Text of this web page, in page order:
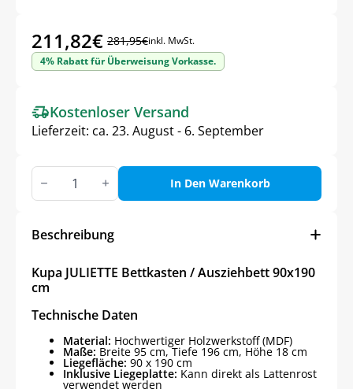
281,95€
Ursprünglicher
Preis
281,95€
211,82€
Aktueller
Preis
211,82€.
inkl. MwSt.
4% Rabatt für Überweisung Vorkasse.
Kostenloser Versand
Lieferzeit: ca. 23. August - 6. September
Kupa
JULIETTE
Bettkasten
90x190
In Den Warenkorb
Beschreibung
Kupa JULIETTE Bettkasten / Ausziehbett 90x190
cm
Technische Daten
Material: Hochwertiger Holzwerkstoff (MDF)
Maße: Breite 95 cm, Tiefe 196 cm, Höhe 18 cm
Liegefläche: 90 x 190 cm
Inklusive Liegeplatte: Kann direkt als Lattenrost
verwendet werden